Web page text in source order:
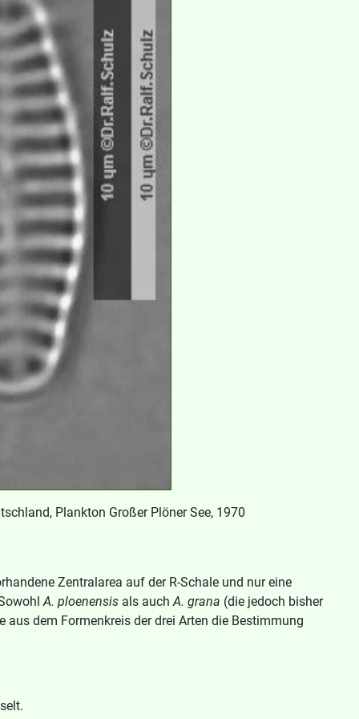
Plankton Großer Plöner See, 1970
Zentralarea auf der R-Schale und nur eine
A. ploenensis als auchA. grana (die jedoch bisher
dem Formenkreis der drei Arten die Bestimmung